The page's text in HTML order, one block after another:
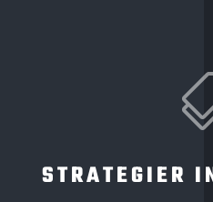
STRATEGIER